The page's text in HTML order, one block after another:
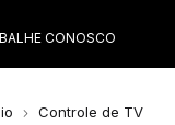
CONOSCO
Controle de TV